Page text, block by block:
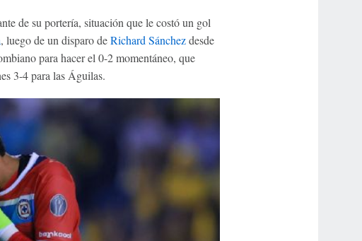
de su portería, situación que le costó un gol
, luego de un disparo deRichard Sánchezdesde
para hacer el 0-2 momentáneo, que
3-4 para las Águilas.